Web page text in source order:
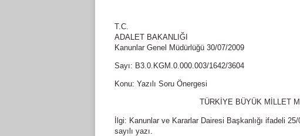
T.C.
ADALET BAKANLIĞI
Kanunlar Genel Müdürlüğü 30/07/2009
Sayı: B3.0.KGM.0.000.003/1642/3604
Konu: Yazılı Soru Önergesi
TÜRKİYE BÜYÜK MİLLET
İlgi: Kanunlar ve Kararlar Dairesi Başkanlığı ifadeli
sayılı yazı.